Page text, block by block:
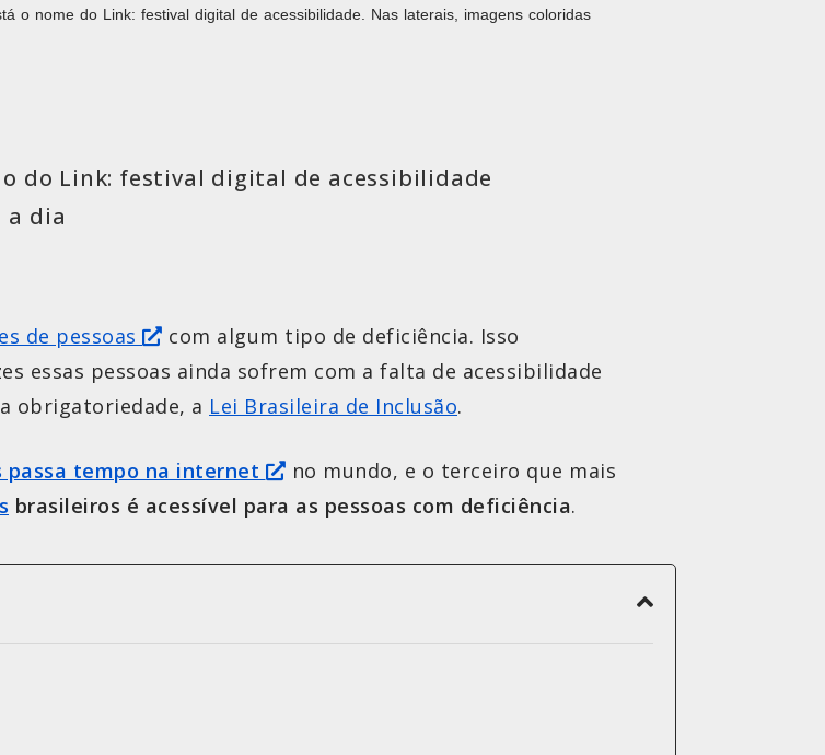
o nome do Link: festival digital de acessibilidade. Nas laterais, imagens coloridas
do Link: festival digital de acessibilidade
a dia
de pessoas
com algum tipo de deficiência. Isso
essas pessoas ainda sofrem com a falta de acessibilidade
obrigatoriedade, a Lei Brasileira de Inclusão.
passa tempo na internet
no mundo, e o terceiro que mais
brasileiros é acessível para as pessoas com deficiência.